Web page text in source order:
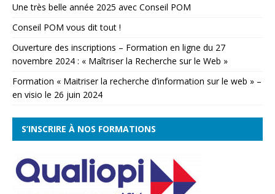
Une très belle année 2025 avec Conseil POM
Conseil POM vous dit tout !
Ouverture des inscriptions – Formation en ligne du 27
novembre 2024 : « Maîtriser la Recherche sur le Web »
Formation « Maitriser la recherche d’information sur le web » –
en visio le 26 juin 2024
S’INSCRIRE À NOS FORMATIONS